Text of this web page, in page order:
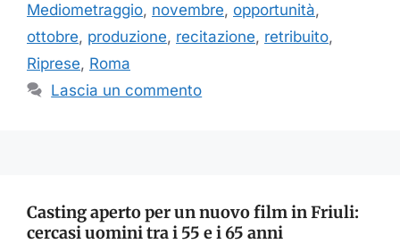
Mediometraggio, novembre, opportunità,
ottobre, produzione, recitazione, retribuito,
Riprese, Roma
Lascia un commento
Casting aperto per un nuovo film in Friuli:
cercasi uomini tra i 55 e i 65 anni